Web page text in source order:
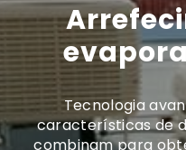
Tecnologia
características de
combinam para